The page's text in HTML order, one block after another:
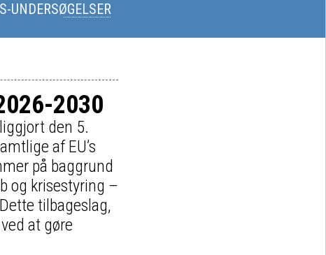
UNDERSØGELSER
2030
den 5.
af EU’s
på baggrund
og krisestyring –
tilbageslag,
at gøre